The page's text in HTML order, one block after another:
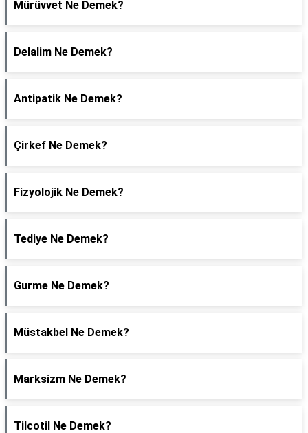
Mürüvvet Ne Demek?
Delalim Ne Demek?
Antipatik Ne Demek?
Çirkef Ne Demek?
Fizyolojik Ne Demek?
Tediye Ne Demek?
Gurme Ne Demek?
Müstakbel Ne Demek?
Marksizm Ne Demek?
Tilcotil Ne Demek?